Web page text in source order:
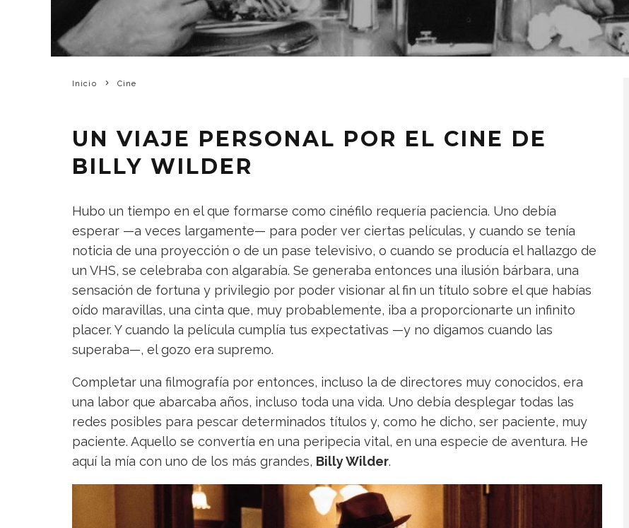
Inicio Cine
UN VIAJE PERSONAL POR EL CINE DE
BILLY WILDER
Hubo un tiempo en el que formarse como cinéfilo requería paciencia. Uno debía
esperar —a veces largamente— para poder ver ciertas películas, y cuando se tenía
noticia de una proyección o de un pase televisivo, o cuando se producía el hallazgo de
un VHS, se celebraba con algarabía. Se generaba entonces una ilusión bárbara, una
sensación de fortuna y privilegio por poder visionar al fin un título sobre el que habías
oído maravillas, una cinta que, muy probablemente, iba a proporcionarte un infinito
placer. Y cuando la película cumplía tus expectativas —y no digamos cuando las
superaba—, el gozo era supremo.
Completar una filmografía por entonces, incluso la de directores muy conocidos, era
una labor que abarcaba años, incluso toda una vida. Uno debía desplegar todas las
redes posibles para pescar determinados títulos y, como he dicho, ser paciente, muy
paciente. Aquello se convertía en una peripecia vital, en una especie de aventura. He
aquí la mía con uno de los más grandes, Billy Wilder.